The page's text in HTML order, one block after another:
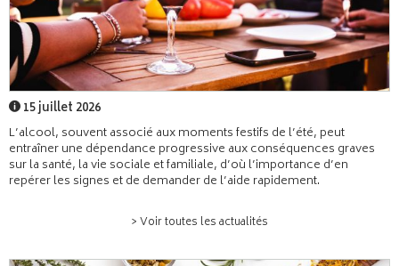
15 juillet 2026
L’alcool, souvent associé aux moments festifs de l’été, peut
entraîner une dépendance progressive aux conséquences graves
sur la santé, la vie sociale et familiale, d’où l’importance d’en
repérer les signes et de demander de l’aide rapidement.
> Voir toutes les actualités